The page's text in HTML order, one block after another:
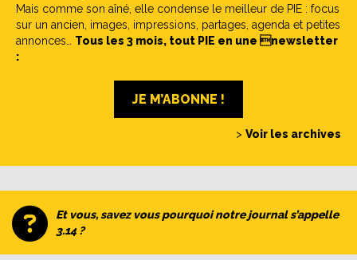
Mais comme son aîné, elle condense le meilleur de PIE : focus
sur un ancien, images, impressions, partages, agenda et petites
annonces… Tous les 3 mois, tout PIE en une newsletter
:
JE M’ABONNE !
> Voir les archives
Et vous, savez vous pourquoi notre journal s’appelle
3.14 ?